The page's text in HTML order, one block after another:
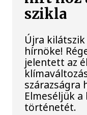
szikla
Újra
hírnöke!
jelentett az
szárazságra
Elmeséljük
történetét.